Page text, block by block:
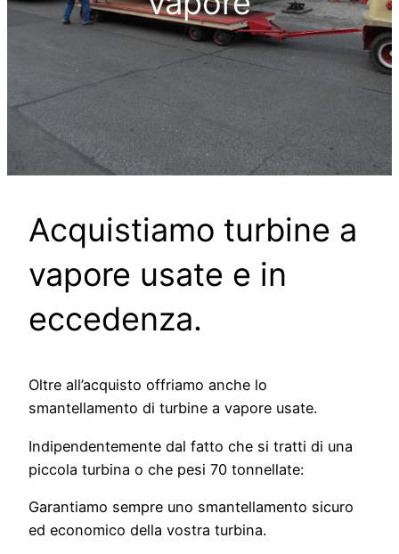
Acquistiamo turbine a
vapore usate e in
eccedenza.
Oltre all’acquisto offriamo anche lo
smantellamento di turbine a vapore usate.
Indipendentemente dal fatto che si tratti di una
piccola turbina o che pesi 70 tonnellate:
Garantiamo sempre uno smantellamento sicuro
ed economico della vostra turbina.